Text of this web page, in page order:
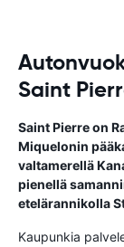
Saint
Saint Pierre on
Miquelonin
valtamerellä
pienellä
etelärannikolla
Kaupunkia